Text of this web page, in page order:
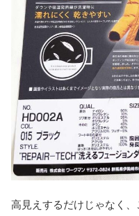
高見えするだけじゃなく